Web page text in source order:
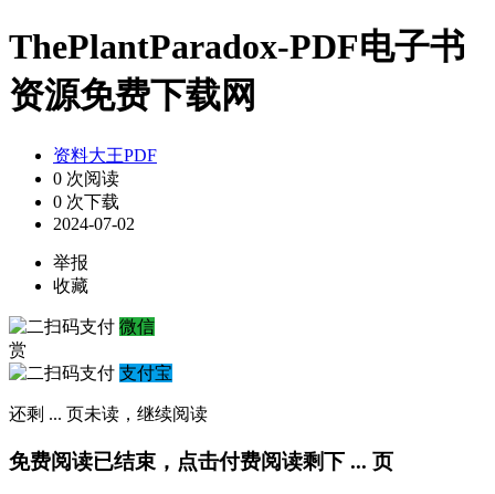
ThePlantParadox-PDF电子书
资源免费下载网
资料大王PDF
0 次阅读
0 次下载
2024-07-02
举报
收藏
微信
赏
支付宝
还剩 ... 页未读， 继续阅读
免费阅读已结束，点击付费阅读剩下 ... 页